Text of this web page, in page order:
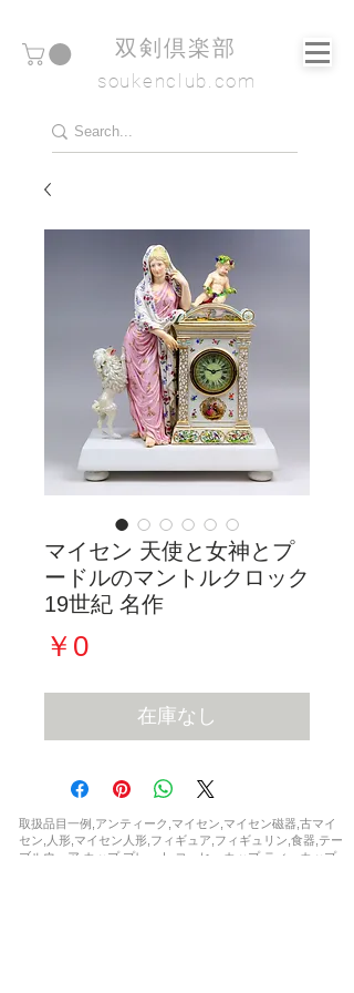
​双剣倶楽部
soukenclub.com
マイセン 天使と女神とプ
ードルのマントルクロック
19世紀 名作
￥0価
格
在庫なし
取扱品目一例,アンティーク,マイセン,マイセン磁器,古マイ
セン,人形,マイセン人形,フィギュア,フィギュリン,食器,テー
ブルウェア,カップ,プレート,コーヒーカップ,ティーカップ,